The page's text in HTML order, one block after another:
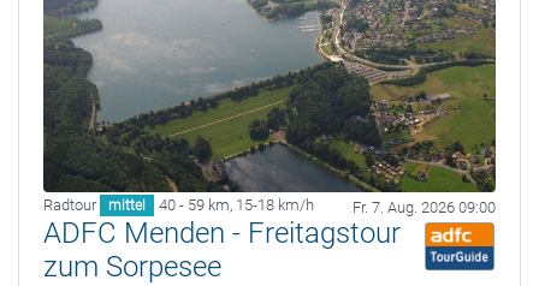
Radtour mittel 40 - 59 km, 15-18 km/h Fr. 7. Aug. 2026 09:00
ADFC Menden - Freitagstour
zum Sorpesee